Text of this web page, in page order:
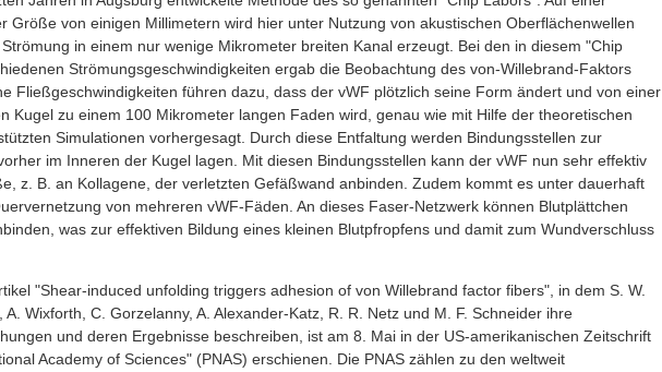
Größe von einigen Millimetern wird hier unter Nutzung von akustischen Oberflächenwellen
in einem nur wenige Mikrometer breiten Kanal erzeugt. Bei den in diesem "Chip
Strömungsgeschwindigkeiten ergab die Beobachtung des von-Willebrand-Faktors
Fließgeschwindigkeiten führen dazu, dass der vWF plötzlich seine Form ändert und von einer
Kugel zu einem 100 Mikrometer langen Faden wird, genau wie mit Hilfe der theoretischen
Simulationen vorhergesagt. Durch diese Entfaltung werden Bindungsstellen zur
im Inneren der Kugel lagen. Mit diesen Bindungsstellen kann der vWF nun sehr effektiv
z. B. an Kollagene, der verletzten Gefäßwand anbinden. Zudem kommt es unter dauerhaft
von mehreren vWF-Fäden. An dieses Faser-Netzwerk können Blutplättchen
was zur effektiven Bildung eines kleinen Blutpfropfens und damit zum Wundverschluss
"Shear-induced unfolding triggers adhesion of von Willebrand factor fibers", in dem S. W.
A. Wixforth, C. Gorzelanny, A. Alexander-Katz, R. R. Netz und M. F. Schneider ihre
und deren Ergebnisse beschreiben, ist am 8. Mai in der US-amerikanischen Zeitschrift
Academy of Sciences" (PNAS) erschienen. Die PNAS zählen zu den weltweit